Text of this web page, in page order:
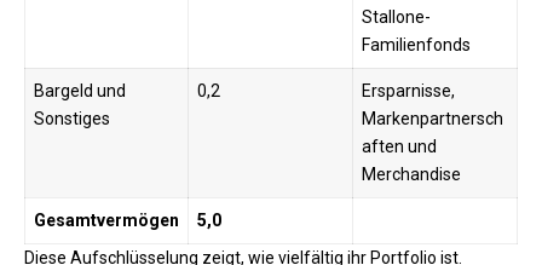
Stallone-
Familienfonds ​
Bargeld und
Sonstiges
0,2
Ersparnisse,
Markenpartnersch
aften und
Merchandise ​
Gesamtvermögen
5,0
Diese Aufschlüsselung zeigt, wie vielfältig ihr Portfolio ist.